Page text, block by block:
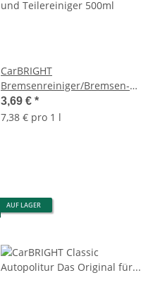
CarBRIGHT
Bremsenreiniger/Bremsen-
und Teilereiniger 500ml
3,69 € *
7,38 € pro 1 l
AUF LAGER